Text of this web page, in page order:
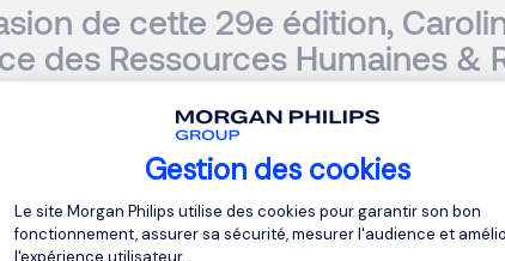
Gestion des cookies
Plateforme de Gestion du
Le site Morgan Philips utilise des cookies pour garantir son bon
fonctionnement, assurer sa sécurité, mesurer l'audience et
l'expérience utilisateur.
de cette 29e édition,
des Ressources Humaines &
de l’année 2025.
d’excellence, nourrie par l’engagement et la
De l’usine de La Hague au siège
Gonin incarne depuis 30 ans une